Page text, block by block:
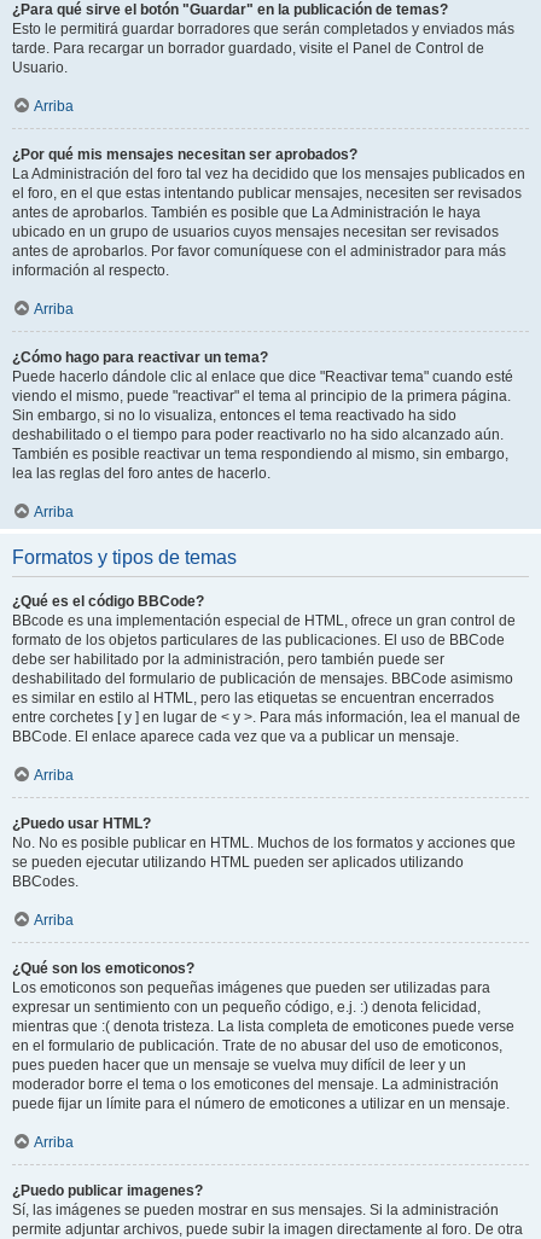
¿Para qué sirve el botón "Guardar" en la publicación de temas?
Esto le permitirá guardar borradores que serán completados y enviados más
tarde. Para recargar un borrador guardado, visite el Panel de Control de
Usuario.
Arriba
¿Por qué mis mensajes necesitan ser aprobados?
La Administración del foro tal vez ha decidido que los mensajes publicados en
el foro, en el que estas intentando publicar mensajes, necesiten ser revisados
antes de aprobarlos. También es posible que La Administración le haya
ubicado en un grupo de usuarios cuyos mensajes necesitan ser revisados
antes de aprobarlos. Por favor comuníquese con el administrador para más
información al respecto.
Arriba
¿Cómo hago para reactivar un tema?
Puede hacerlo dándole clic al enlace que dice "Reactivar tema" cuando esté
viendo el mismo, puede "reactivar" el tema al principio de la primera página.
Sin embargo, si no lo visualiza, entonces el tema reactivado ha sido
deshabilitado o el tiempo para poder reactivarlo no ha sido alcanzado aún.
También es posible reactivar un tema respondiendo al mismo, sin embargo,
lea las reglas del foro antes de hacerlo.
Arriba
Formatos y tipos de temas
¿Qué es el código BBCode?
BBcode es una implementación especial de HTML, ofrece un gran control de
formato de los objetos particulares de las publicaciones. El uso de BBCode
debe ser habilitado por la administración, pero también puede ser
deshabilitado del formulario de publicación de mensajes. BBCode asimismo
es similar en estilo al HTML, pero las etiquetas se encuentran encerrados
entre corchetes [ y ] en lugar de < y >. Para más información, lea el manual de
BBCode. El enlace aparece cada vez que va a publicar un mensaje.
Arriba
¿Puedo usar HTML?
No. No es posible publicar en HTML. Muchos de los formatos y acciones que
se pueden ejecutar utilizando HTML pueden ser aplicados utilizando
BBCodes.
Arriba
¿Qué son los emoticonos?
Los emoticonos son pequeñas imágenes que pueden ser utilizadas para
expresar un sentimiento con un pequeño código, e.j. :) denota felicidad,
mientras que :( denota tristeza. La lista completa de emoticones puede verse
en el formulario de publicación. Trate de no abusar del uso de emoticonos,
pues pueden hacer que un mensaje se vuelva muy difícil de leer y un
moderador borre el tema o los emoticones del mensaje. La administración
puede fijar un límite para el número de emoticones a utilizar en un mensaje.
Arriba
¿Puedo publicar imagenes?
Sí, las imágenes se pueden mostrar en sus mensajes. Si la administración
permite adjuntar archivos, puede subir la imagen directamente al foro. De otra